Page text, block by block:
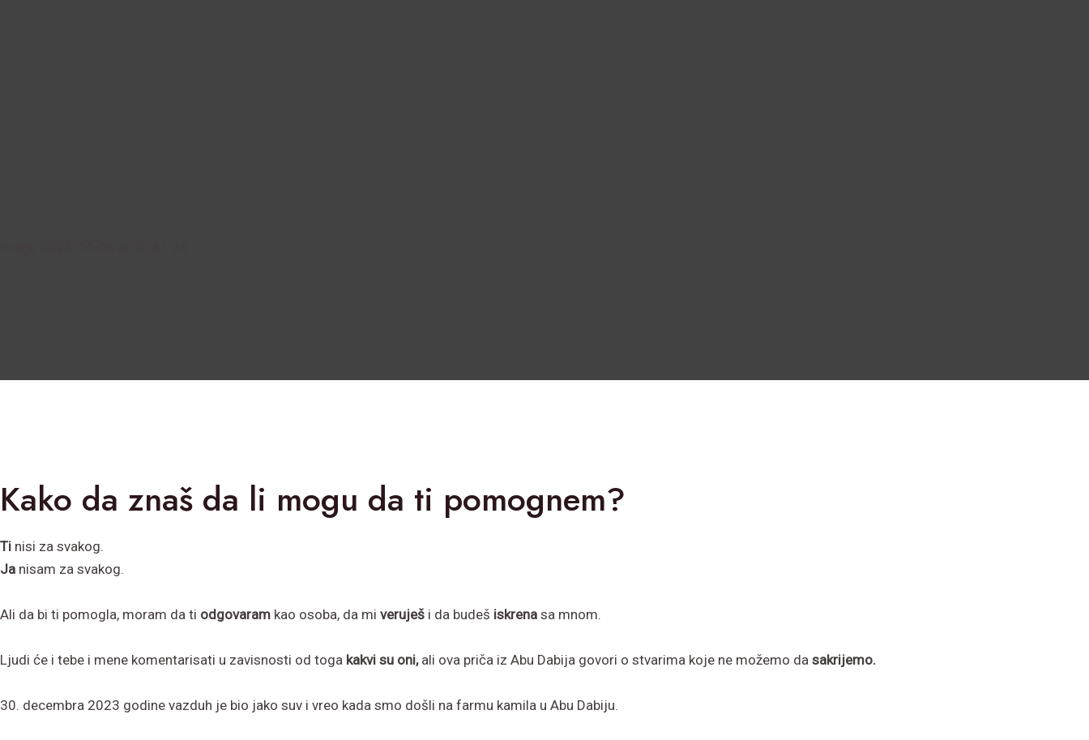
Kako da znaš da li mogu da ti pomognem?
Ti nisi za svakog.
Ja nisam za svakog.
Ali da bi ti pomogla, moram da ti odgovaram kao osoba, da mi veruješ i da budeš iskrena sa mnom.
Ljudi će i tebe i mene komentarisati u zavisnosti od toga kakvi su oni,ali ova priča iz Abu Dabija govori o stvarima koje ne možemo da sakrijemo.
30. decembra 2023 godine vazduh je bio jako suv i vreo kada smo došli na farmu kamila u Abu Dabiju.